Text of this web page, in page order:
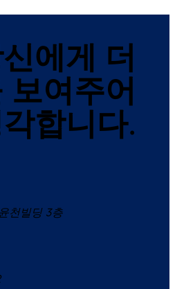
에게 더
보여주어
합니다.
천빌딩 3층